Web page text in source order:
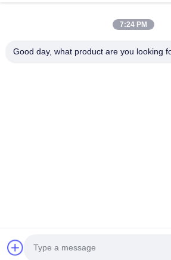
© 2026 Shenzhen Newshine Optics Co.,
7:24 PM
Good day, what product are you looking